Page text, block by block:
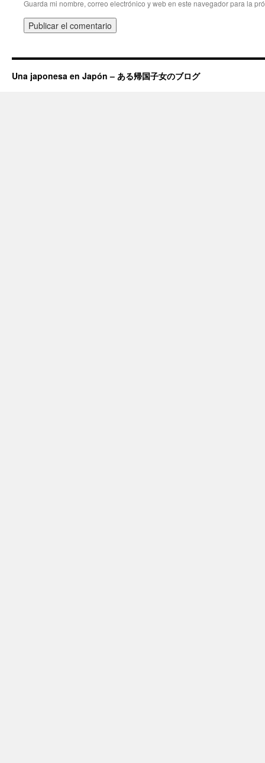
Guarda mi nombre, correo electrónico y web en este navegador para la
Una japonesa en Japón – ある帰国子女のブログ